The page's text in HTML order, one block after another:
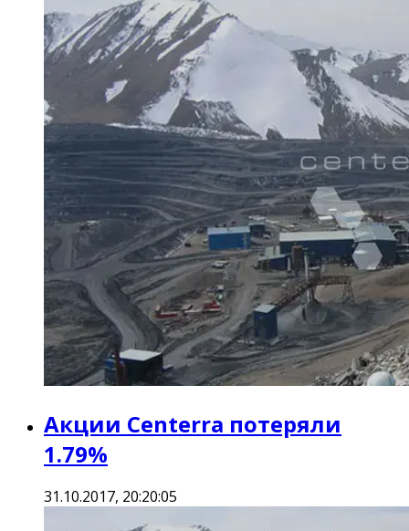
Акции Centerra потеряли
1.79%
31.10.2017, 20:20:05